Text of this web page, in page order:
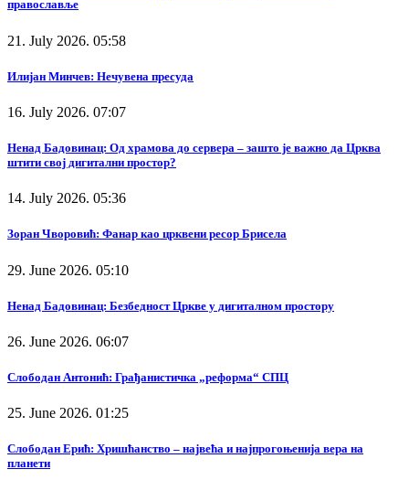
православље
21. July 2026. 05:58
Илијан Минчев: Нечувена пресуда
16. July 2026. 07:07
Ненад Бадовинац: Од храмова до сервера – зашто је важно да Црква
штити свој дигитални простор?
14. July 2026. 05:36
Зоран Чворовић: Фанар као црквени ресор Брисела
29. June 2026. 05:10
Ненад Бадовинац: Безбедност Цркве у дигиталном простору
26. June 2026. 06:07
Слободан Антонић: Грађанистичка „реформа“ СПЦ
25. June 2026. 01:25
Слободан Ерић: Хришћанство – највећа и најпрогоњенија вера на
планети